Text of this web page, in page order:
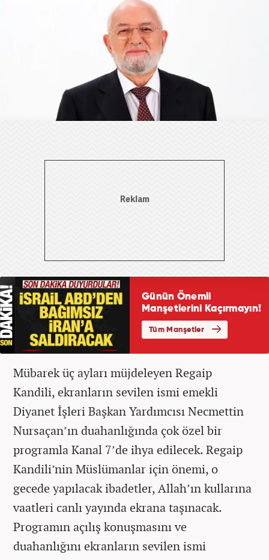
Mübarek üç ayları müjdeleyen Regaip
Kandili, ekranların sevilen ismi emekli
Diyanet İşleri Başkan Yardımcısı Necmettin
Nursaçan’ın duahanlığında çok özel bir
programla Kanal 7’de ihya edilecek. Regaip
Kandili’nin Müslümanlar için önemi, o
gecede yapılacak ibadetler, Allah’ın kullarına
vaatleri canlı yayında ekrana taşınacak.
Programın açılış konuşmasını ve
duahanlığını ekranların sevilen ismi